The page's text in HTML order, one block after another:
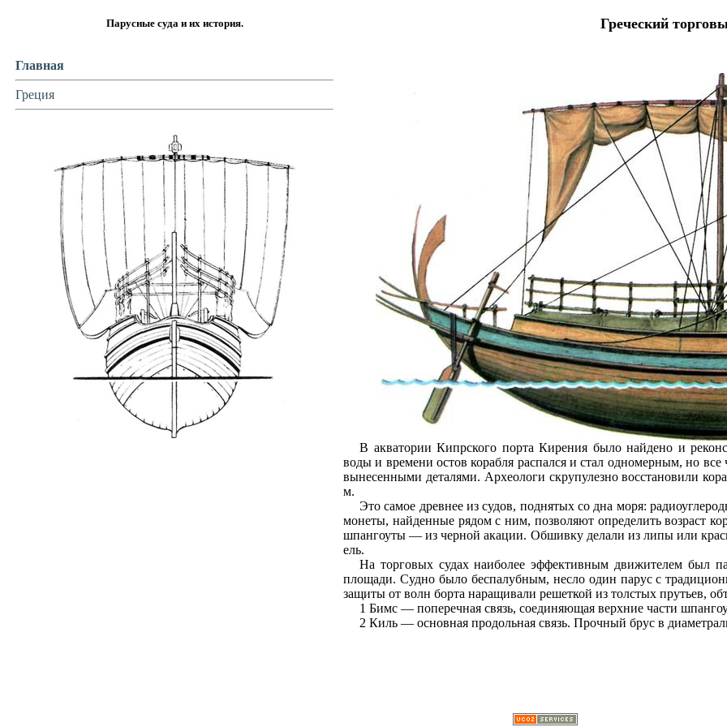
Парусные суда и их история. Греческий
Главная
Греция
В акватории Кипрского порта Кирения было найдено и
воды и времени остов корабля распался и стал одномерным, но все
вынесенными деталями. Археологи скрупулезно восстановили
м.
Это самое древнее из судов, поднятых со дна моря:
монеты, найденные рядом с ним, позволяют определить возраст
шпангоуты — из черной акации. Обшивку делали из липы или
ель.
На торговых судах наиболее эффективным движителем был
площади. Судно было беспалубным, несло один парус с
защиты от волн борта наращивали решеткой из толстых прутьев,
1 Бимс — поперечная связь, соединяющая верхние части
2 Киль — основная продольная связь. Прочный брус в